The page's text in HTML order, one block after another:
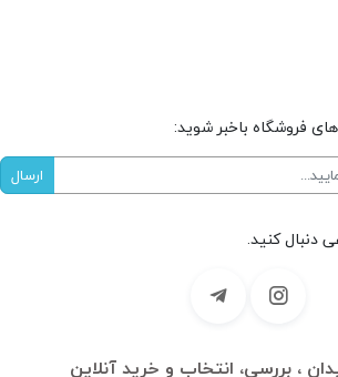
فروشگاه باخبر شوید:
دنبال کنید.
، بررسی، انتخاب و خرید آنلاین